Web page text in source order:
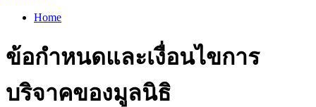
Home
ข้อกำหนดและเงื่อนไขการ
บริจาคของมูลนิธิ